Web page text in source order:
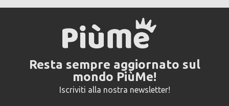
Resta sempre aggiornato sul
mondo PiùMe!
Iscriviti alla nostra newsletter!